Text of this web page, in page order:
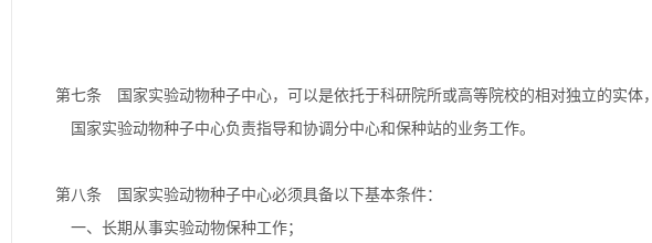
第七条 国家实验动物种子中心，可以是依托于科研院所或高等院校的相对独立的实体
国家实验动物种子中心负责指导和协调分中心和保种站的业务工作。
第八条 国家实验动物种子中心必须具备以下基本条件：
一、长期从事实验动物保种工作；